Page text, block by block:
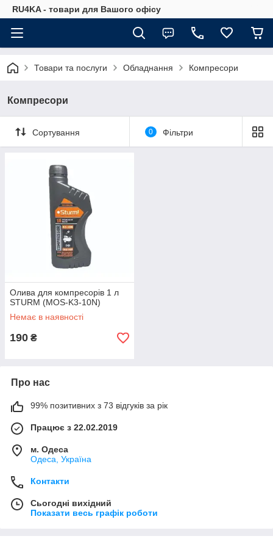
RU4KA - товари для Вашого офісу
Товари та послуги Обладнання Компресори
Компресори
Сортування 0 Фільтри
Олива для компресорів 1 л
STURM (MOS-K3-10N)
Немає в наявності
190 ₴
Про нас
99% позитивних з 73 відгуків за рік
Працює з 22.02.2019
м. Одеса
Одеса, Україна
Контакти
Сьогодні вихідний
Показати весь графік роботи